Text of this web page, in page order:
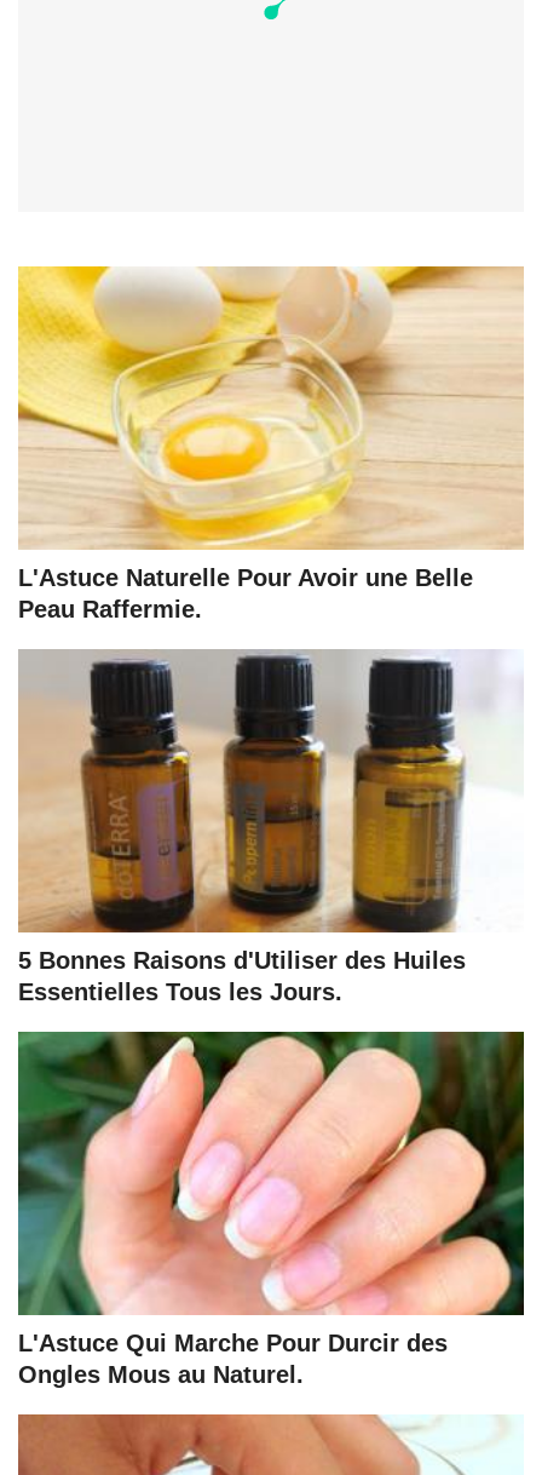
L'Astuce Naturelle Pour Avoir une Belle
Peau Raffermie.
5 Bonnes Raisons d'Utiliser des Huiles
Essentielles Tous les Jours.
L'Astuce Qui Marche Pour Durcir des
Ongles Mous au Naturel.